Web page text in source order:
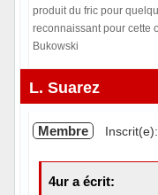
produit du fric pour
reconnaissant pour cette
Bukowski
Hors ligne
L. Suarez
Membre
4ur a écrit: